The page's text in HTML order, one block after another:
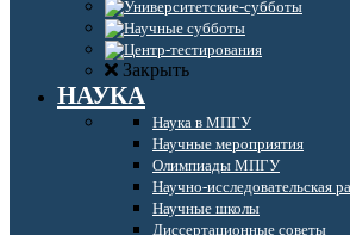
Закрыть
НАУКА
Наука в МПГУ
Научные мероприятия
Олимпиады МПГУ
Научно-исследовательская
Научные школы
Диссертационные советы